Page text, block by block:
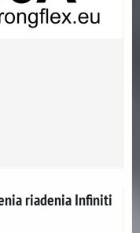
riadenia Infiniti